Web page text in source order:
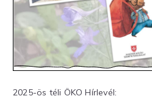
2025-ös téli ÖKO Hírlevél: